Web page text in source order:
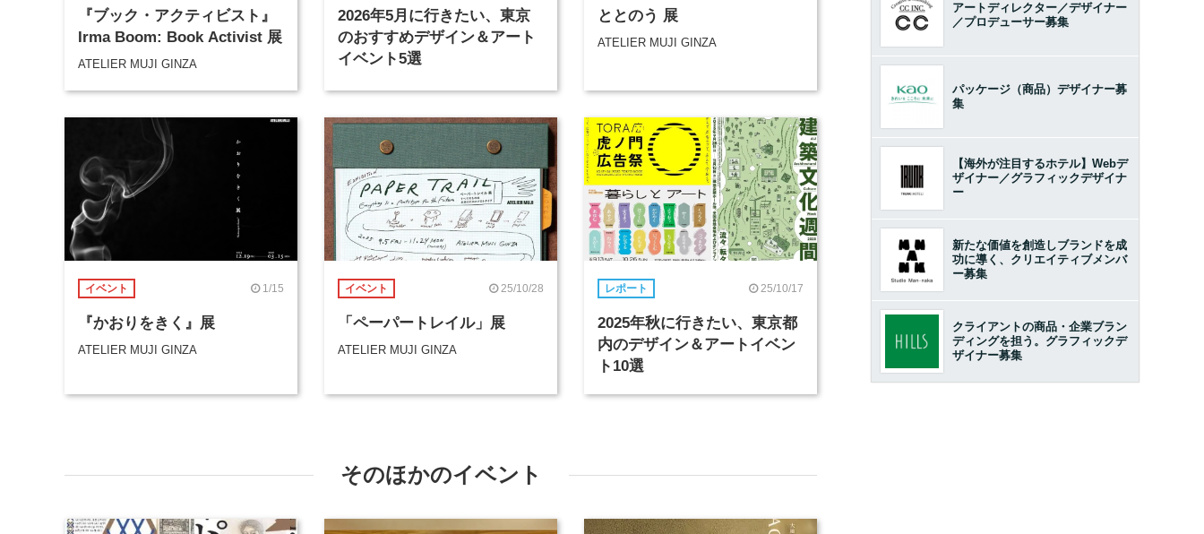
『ブック・アクティビスト』
Irma Boom: Book Activist 展
ATELIER MUJI GINZA
2026年5月に行きたい、東京
のおすすめデザイン＆アート
イベント5選
ととのう 展
ATELIER MUJI GINZA
イベント 1/15
『かおりをきく』展
ATELIER MUJI GINZA
イベント 25/10/28
「ペーパートレイル」展
ATELIER MUJI GINZA
レポート 25/10/17
2025年秋に行きたい、東京都
内のデザイン＆アートイベン
ト10選
そのほかのイベント
アートディレクター／デザイナー
／プロデューサー募集
パッケージ（商品）デザイナー募
集
【海外が注目するホテル】Webデ
ザイナー／グラフィックデザイナ
ー
新たな価値を創造しブランドを成
功に導く、クリエイティブメンバ
ー募集
クライアントの商品・企業ブラン
ディングを担う。グラフィックデ
ザイナー募集